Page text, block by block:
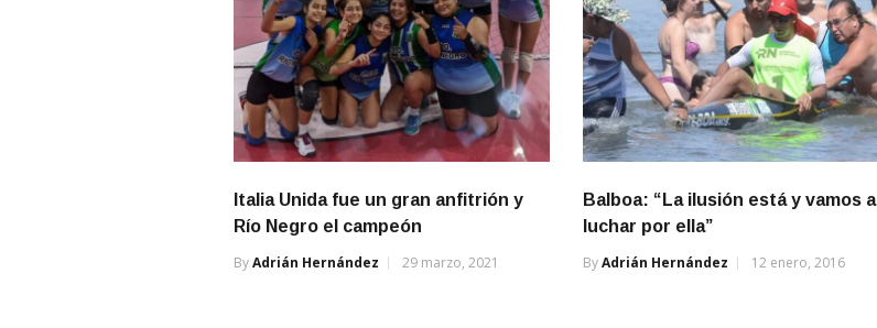
Italia Unida fue un gran anfitrión y
Río Negro el campeón
ByAdrián Hernández 29 marzo, 2021
Balboa: “La ilusión está y vamos a
luchar por ella”
ByAdrián Hernández 12 enero, 2016